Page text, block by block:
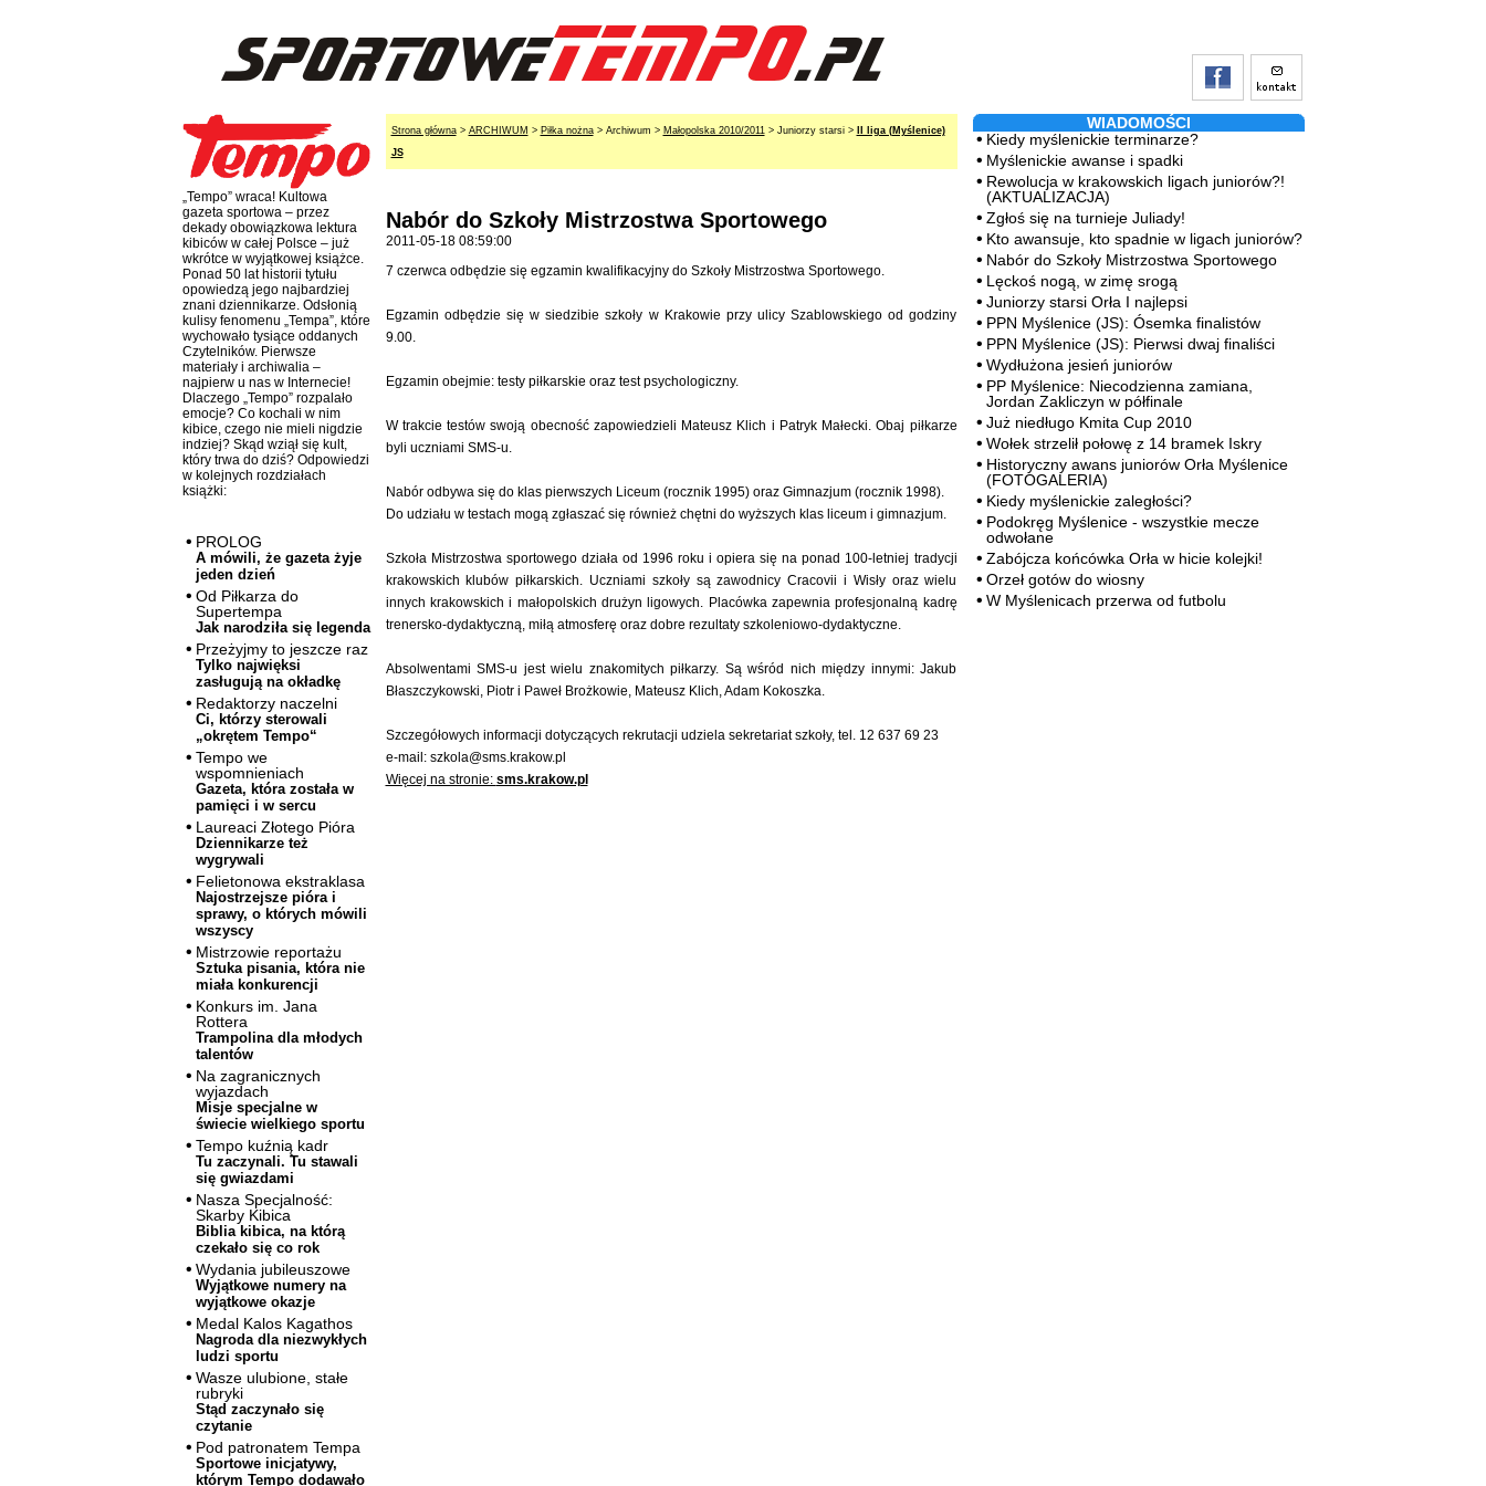
„Tempo” wraca! Kultowa
gazeta sportowa – przez
dekady obowiązkowa lektura
kibiców w całej Polsce – już
wkrótce w wyjątkowej książce.
Ponad 50 lat historii tytułu
opowiedzą jego najbardziej
znani dziennikarze. Odsłonią
kulisy fenomenu „Tempa”, które
wychowało tysiące oddanych
Czytelników. Pierwsze
materiały i archiwalia –
najpierw u nas w Internecie!
Dlaczego „Tempo” rozpalało
emocje? Co kochali w nim
kibice, czego nie mieli nigdzie
indziej? Skąd wziął się kult,
który trwa do dziś? Odpowiedzi
w kolejnych rozdziałach
książki:
PROLOG
A mówili, że gazeta żyje
jeden dzień
Od Piłkarza do
Supertempa
Jak narodziła się legenda
Przeżyjmy to jeszcze raz
Tylko najwięksi
zasługują na okładkę
Redaktorzy naczelni
Ci, którzy sterowali
„okrętem Tempo“
Tempo we
wspomnieniach
Gazeta, która została w
pamięci i w sercu
Laureaci Złotego Pióra
Dziennikarze też
wygrywali
Felietonowa ekstraklasa
Najostrzejsze pióra i
sprawy, o których mówili
wszyscy
Mistrzowie reportażu
Sztuka pisania, która nie
miała konkurencji
Konkurs im. Jana
Rottera
Trampolina dla młodych
talentów
Na zagranicznych
wyjazdach
Misje specjalne w
świecie wielkiego sportu
Tempo kuźnią kadr
Tu zaczynali. Tu stawali
się gwiazdami
Nasza Specjalność:
Skarby Kibica
Biblia kibica, na którą
czekało się co rok
Wydania jubileuszowe
Wyjątkowe numery na
wyjątkowe okazje
Medal Kalos Kagathos
Nagroda dla niezwykłych
ludzi sportu
Wasze ulubione, stałe
rubryki
Stąd zaczynało się
czytanie
Pod patronatem Tempa
Sportowe inicjatywy,
którym Tempo dodawało
Strona główna> ARCHIWUM > Piłka nożna> Archiwum > Małopolska 2010/2011> Juniorzy starsi >
II liga (Myślenice)
JS
Nabór do Szkoły Mistrzostwa Sportowego
2011-05-18 08:59:00
7 czerwca odbędzie się egzamin kwalifikacyjny do Szkoły Mistrzostwa Sportowego.
Egzamin odbędzie się w siedzibie szkoły w Krakowie przy ulicy Szablowskiego od godziny
9.00.
Egzamin obejmie: testy piłkarskie oraz test psychologiczny.
W trakcie testów swoją obecność zapowiedzieli Mateusz Klich i Patryk Małecki. Obaj piłkarze
byli uczniami SMS-u.
Nabór odbywa się do klas pierwszych Liceum (rocznik 1995) oraz Gimnazjum (rocznik 1998).
Do udziału w testach mogą zgłaszać się również chętni do wyższych klas liceum i gimnazjum.
Szkoła Mistrzostwa sportowego działa od 1996 roku i opiera się na ponad 100-letniej tradycji
krakowskich klubów piłkarskich. Uczniami szkoły są zawodnicy Cracovii i Wisły oraz wielu
innych krakowskich i małopolskich drużyn ligowych. Placówka zapewnia profesjonalną kadrę
trenersko-dydaktyczną, miłą atmosferę oraz dobre rezultaty szkoleniowo-dydaktyczne.
Absolwentami SMS-u jest wielu znakomitych piłkarzy. Są wśród nich między innymi: Jakub
Błaszczykowski, Piotr i Paweł Brożkowie, Mateusz Klich, Adam Kokoszka.
Szczegółowych informacji dotyczących rekrutacji udziela sekretariat szkoły, tel. 12 637 69 23
e-mail: szkola@sms.krakow.pl
Więcej na stronie: sms.krakow.pl
WIADOMOŚCI
Kiedy myślenickie terminarze?
Myślenickie awanse i spadki
Rewolucja w krakowskich ligach juniorów?!
(AKTUALIZACJA)
Zgłoś się na turnieje Juliady!
Kto awansuje, kto spadnie w ligach juniorów?
Nabór do Szkoły Mistrzostwa Sportowego
Lęckoś nogą, w zimę srogą
Juniorzy starsi Orła I najlepsi
PPN Myślenice (JS): Ósemka finalistów
PPN Myślenice (JS): Pierwsi dwaj finaliści
Wydłużona jesień juniorów
PP Myślenice: Niecodzienna zamiana,
Jordan Zakliczyn w półfinale
Już niedługo Kmita Cup 2010
Wołek strzelił połowę z 14 bramek Iskry
Historyczny awans juniorów Orła Myślenice
(FOTOGALERIA)
Kiedy myślenickie zaległości?
Podokręg Myślenice - wszystkie mecze
odwołane
Zabójcza końcówka Orła w hicie kolejki!
Orzeł gotów do wiosny
W Myślenicach przerwa od futbolu